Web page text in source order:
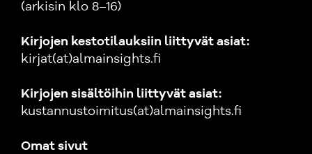
(arkisin klo 8–16)
Kirjojen kestotilauksiin liittyvät asiat:
kirjat(at)almainsights.fi
Kirjojen sisältöihin liittyvät asiat:
kustannustoimitus(at)almainsights.fi
Omat sivut